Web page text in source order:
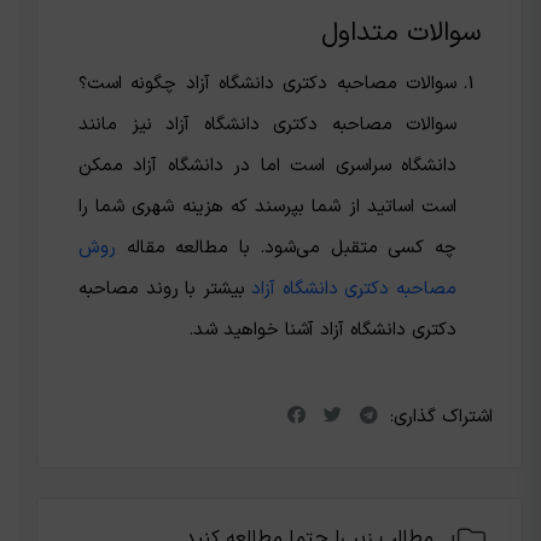
سوالات متداول
سوالات مصاحبه دکتری دانشگاه آزاد چگونه است؟
سوالات مصاحبه دکتری دانشگاه آزاد نیز مانند
دانشگاه سراسری است اما در دانشگاه آزاد ممکن
است اساتید از شما بپرسند که هزینه شهری شما را
چه کسی متقبل می‌شود. با مطالعه مقاله روش
مصاحبه دکتری دانشگاه آزاد بیشتر با روند مصاحبه
دکتری دانشگاه آزاد آشنا خواهید شد.
اشتراک گذاری: